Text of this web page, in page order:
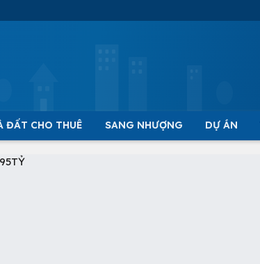
ĐẤT CHO THUÊ SANG NHƯỢNG DỰ ÁN